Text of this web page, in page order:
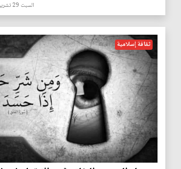
السبت 29 تشرين الثاني 2025
ثقافة إسلامية